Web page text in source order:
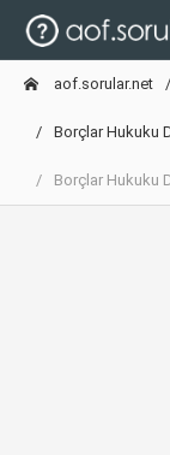
aof.sorular.net
Borçlar Hukuku
Borçlar Hukuku